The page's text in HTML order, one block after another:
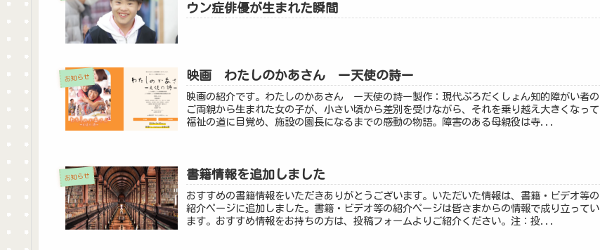
ウン症俳優が生まれた瞬間
お知らせ 映画 わたしのかあさん ー天使の詩ー
映画の紹介です。わたしのかあさん ー天使の詩ー製作：現代ぷろだくしょん知的障がい者の
ご両親から生まれた女の子が、小さい頃から差別を受けながら、それを乗り越え大きくなって
福祉の道に目覚め、施設の園長になるまでの感動の物語。障害のある母親役は寺...
お知らせ 書籍情報を追加しました
おすすめの書籍情報をいただきありがとうございます。いただいた情報は、書籍・ビデオ等の
紹介ページに追加しました。書籍・ビデオ等の紹介ページは皆さまからの情報で成り立ってい
ます。おすすめ情報をお持ちの方は、投稿フォームよりご紹介ください。注：投...